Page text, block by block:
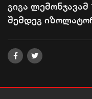
გიგა
შემდეგ